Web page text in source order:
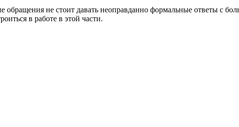
обращения не стоит давать неоправданно формальные ответы с
в работе в этой части.